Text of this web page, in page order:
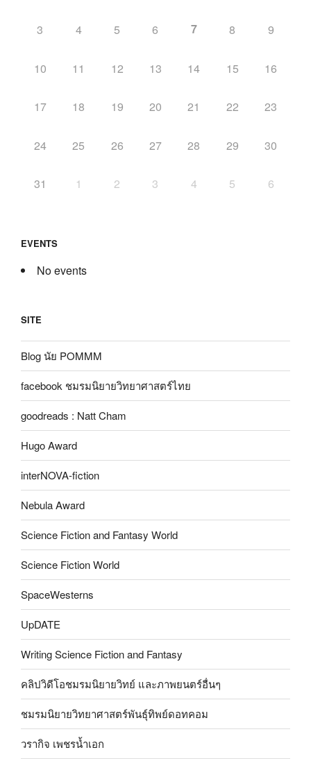
3 4 5 6 7 8 9
10 11 12 13 14 15 16
17 18 19 20 21 22 23
24 25 26 27 28 29 30
31 1 2 3 4 5 6
EVENTS
No events
SITE
Blog นัย POMMM
facebook ชมรมนิยายวิทยาศาสตร์ไทย
goodreads : Natt Cham
Hugo Award
interNOVA-fiction
Nebula Award
Science Fiction and Fantasy World
Science Fiction World
SpaceWesterns
UpDATE
Writing Science Fiction and Fantasy
คลิปวิดีโอชมรมนิยายวิทย์ และภาพยนตร์อื่นๆ
ชมรมนิยายวิทยาศาสตร์พันธุ์ทิพย์ดอทคอม
วรากิจ เพชรน้ำเอก